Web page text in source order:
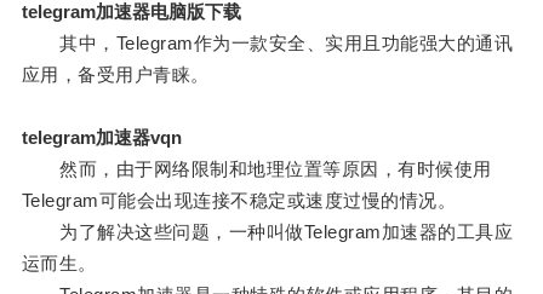
telegram加速器电脑版下载
其中，Telegram作为一款安全、实用且功能强大的通讯
应用，备受用户青睐。
telegram加速器vqn
然而，由于网络限制和地理位置等原因，有时候使用
Telegram可能会出现连接不稳定或速度过慢的情况。
为了解决这些问题，一种叫做Telegram加速器的工具应
运而生。